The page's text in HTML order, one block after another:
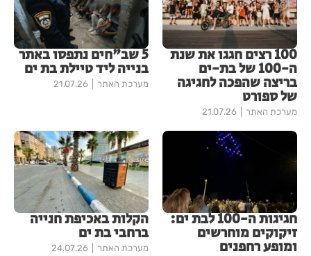
100 רצים חגגו את שנת
ה-100 של בת-ים
בריצה שהפכה לחגיגה
של ספורט
מערכת האתר 21.07.26
5 שב"חים נתפסו באתר
בנייה ליד טיילת בת ים
מערכת האתר 21.07.26
חגיגות ה-100 לבת ים:
זיקוקים מוחרשים
ומופע רחפנים
הקלות באכיפת חנייה
ברחבי בת ים
מערכת האתר 24.07.26